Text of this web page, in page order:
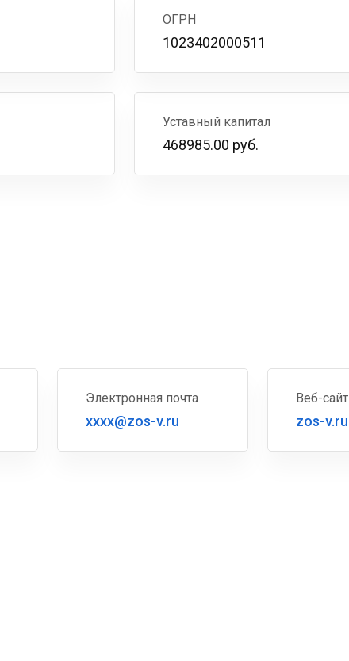
ОГРН
1023402000511
Уставный капитал
468985.00 руб.
Электронная почта
xxxx@zos-v.ru
Веб-сайт
zos-v.ru